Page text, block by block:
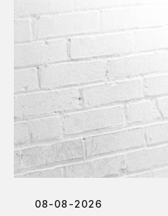
08-08-2026